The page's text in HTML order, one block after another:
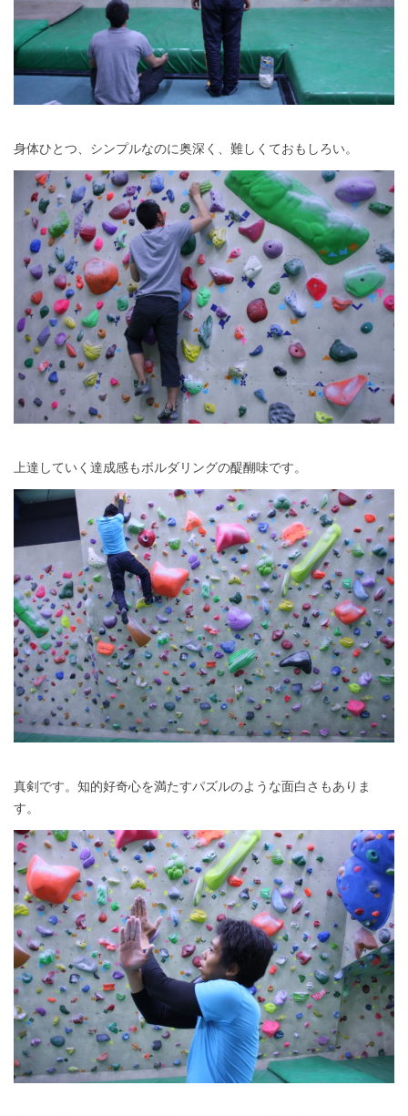
身体ひとつ、シンプルなのに奥深く、難しくておもしろい。
上達していく達成感もボルダリングの醍醐味です。
真剣です。知的好奇心を満たすパズルのような面白さもありま
す。